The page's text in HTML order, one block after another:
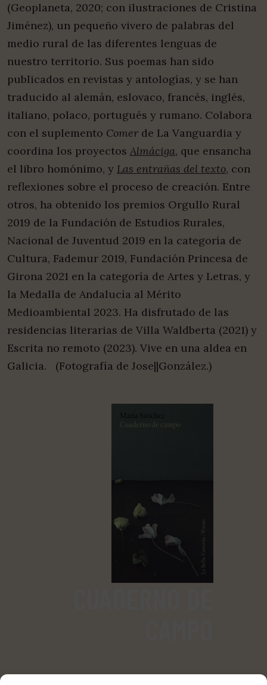
(Geoplaneta, 2020; con ilustraciones de Cristina
Jiménez), un pequeño vivero de palabras del
medio rural de las diferentes lenguas de
nuestro territorio. Sus poemas han sido
publicados en revistas y antologías, y se han
traducido al alemán, eslovaco, francés, inglés,
italiano, polaco, portugués y rumano. Colabora
con el suplemento Comer de La Vanguardia y
coordina los proyectos Almáciga, que ensancha
el libro homónimo, y Las entrañas del texto, con
reflexiones sobre el proceso de creación. Entre
otros, ha obtenido los premios Orgullo Rural
2019 de la Fundación de Estudios Rurales,
Nacional de Juventud 2019 en la categoría de
Cultura, Fademur 2019, Fundación Princesa de
Girona 2021 en la categoría de Artes y Letras, y
la Medalla de Andalucía al Mérito
Medioambiental 2023. Ha disfrutado de las
residencias literarias de Villa Waldberta (2021) y
Escrita no remoto (2023). Vive en una aldea en
Galicia. (Fotografía de Jose||González.)